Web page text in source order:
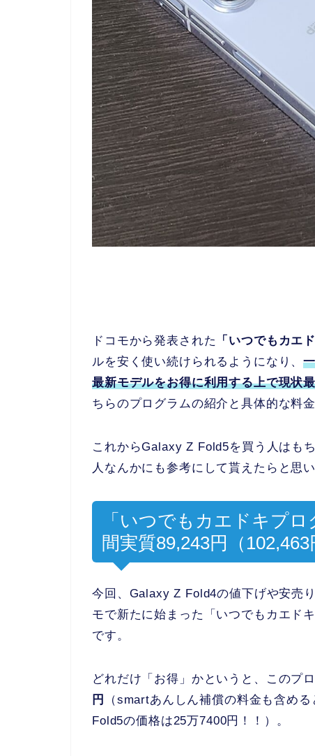
ドコモから発表された 「いつでもカエ
ルを安く使い続けられるようになり、
最新モデルをお得に利用する上で現状
ちらのプログラムの紹介と具体的な料
これからGalaxy Z Fold5を買う人はも
人なんかにも参考にして貰えたらと思い
「いつでもカエドキプ
間実質89,243円（
今回、Galaxy Z Fold4の値下げや安売
モで新たに始まった「いつでもカエド
です。
どれだけ「お得」かというと、このプ
円
（smartあんしん補償の料金も含める
Fold5の価格は25万7400円！！）。